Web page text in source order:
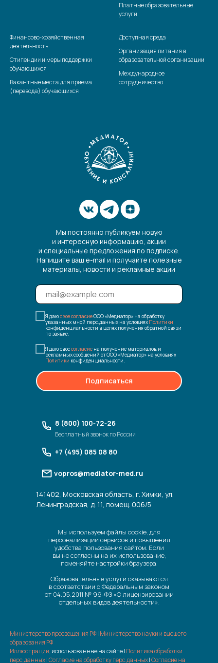
Платные образовательные
услуги
Финансово-хозяйственная
деятельность
Стипендии и меры поддержки
обучающихся
Вакантные места для приема
(перевода) обучающихся
Доступная среда
Организация питания в
образовательной организации
Международное
сотрудничество
Мы используем файлы cookie, для
персонализации сервисов и повышения
удобства пользования сайтом. Если
вы не согласны на их использование,
поменяйте настройки браузера.
Образовательные услуги оказываются
в соответствии с Федеральным законом
от 04.05.2011 № 99-ФЗ «О лицензировании
отдельных видов деятельности».
Мы постоянно публикуем новую
и интересную информацию, акции
и специальные предложения по подписке.
Напишите ваш e-mail и получайте полезные
материалы, новости и рекламные акции
Я даюсвое согласиеООО «Медиатор» на обработку
указанных мной перс.данных на условиях Политики
конфиденциальности в целях получения обратной связи
по заявке.
Я даю своесогласие на получение материалов и
рекламных сообщений от ООО «Медиатор» на условиях
Политики конфиденциальности.
Подписаться
8 (800) 100-72-26
Бесплатный звонок по России
vopros@mediator-med.ru
141402, Московская область, г. Химки, ул.
Ленинградская, д. 11, помещ. 006/5
+7 (495) 085 08 80
Министерство просвещения РФ| Министерство науки и высшего
образования РФ
Иллюстрации, использованные на сайте | Политика обработки
перс.данных|Согласие на обработку перс.данных|Согласие на